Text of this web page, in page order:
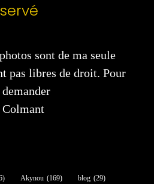
sont de ma seule
pas libres de droit. Pour
Akynou (169) blog (29)